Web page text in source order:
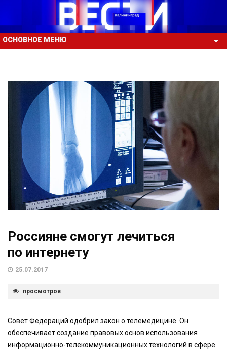
ОСНОВНОЕ МЕНЮ
Россияне смогут лечиться
по интернету
25.07.2017
просмотров
Совет Федераций одобрил закон о телемедицине. Он
обеспечивает создание правовых основ использования
информационно-телекоммуникационных технологий в сфере